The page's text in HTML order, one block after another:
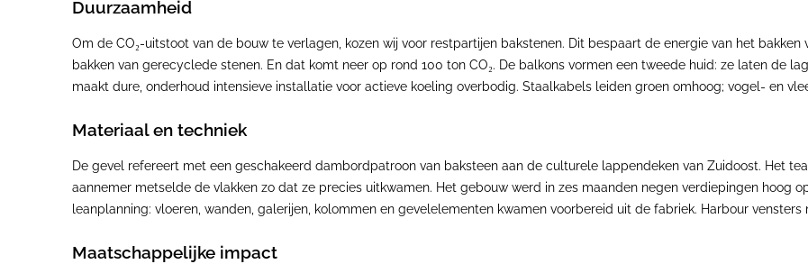
Duurzaamheid
Om de CO₂-uitstoot van de bouw te verlagen, kozen wij voor restpartijen bakstenen. Dit bespaart de energie van het
bakken van gerecyclede stenen. En dat komt neer op rond 100 ton CO₂. De balkons vormen een tweede huid: ze laten de
maakt dure, onderhoud intensieve installatie voor actieve koeling overbodig. Staalkabels leiden groen omhoog; vogel- en
Materiaal en techniek
De gevel refereert met een geschakeerd dambordpatroon van baksteen aan de culturele lappendeken van Zuidoost. Het
aannemer metselde de vlakken zo dat ze precies uitkwamen. Het gebouw werd in zes maanden negen verdiepingen hoog
leanplanning: vloeren, wanden, galerijen, kolommen en gevelelementen kwamen voorbereid uit de fabriek. Harbour
Maatschappelijke impact